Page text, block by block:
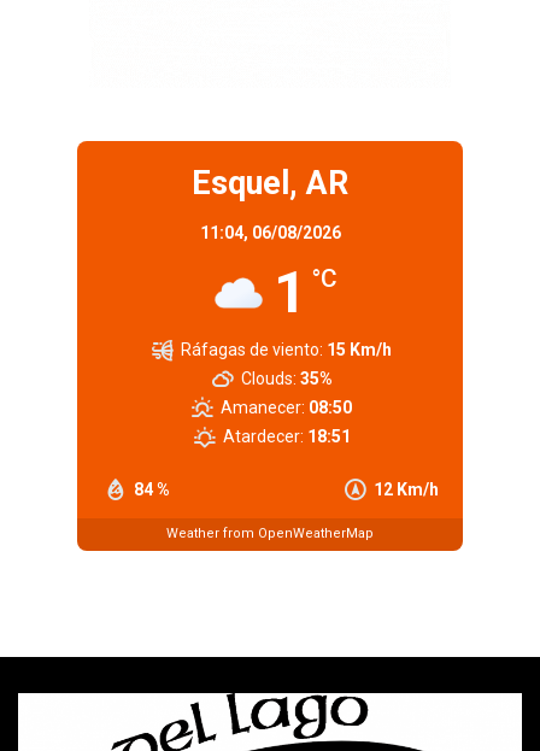
Esquel, AR
11:04, 06/08/2026
1 °C
84 % 12 Km/h
Ráfagas de viento: 15 Km/h
Clouds: 35%
Amanecer: 08:50
Atardecer: 18:51
Weather from OpenWeatherMap